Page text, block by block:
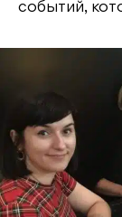
событий,